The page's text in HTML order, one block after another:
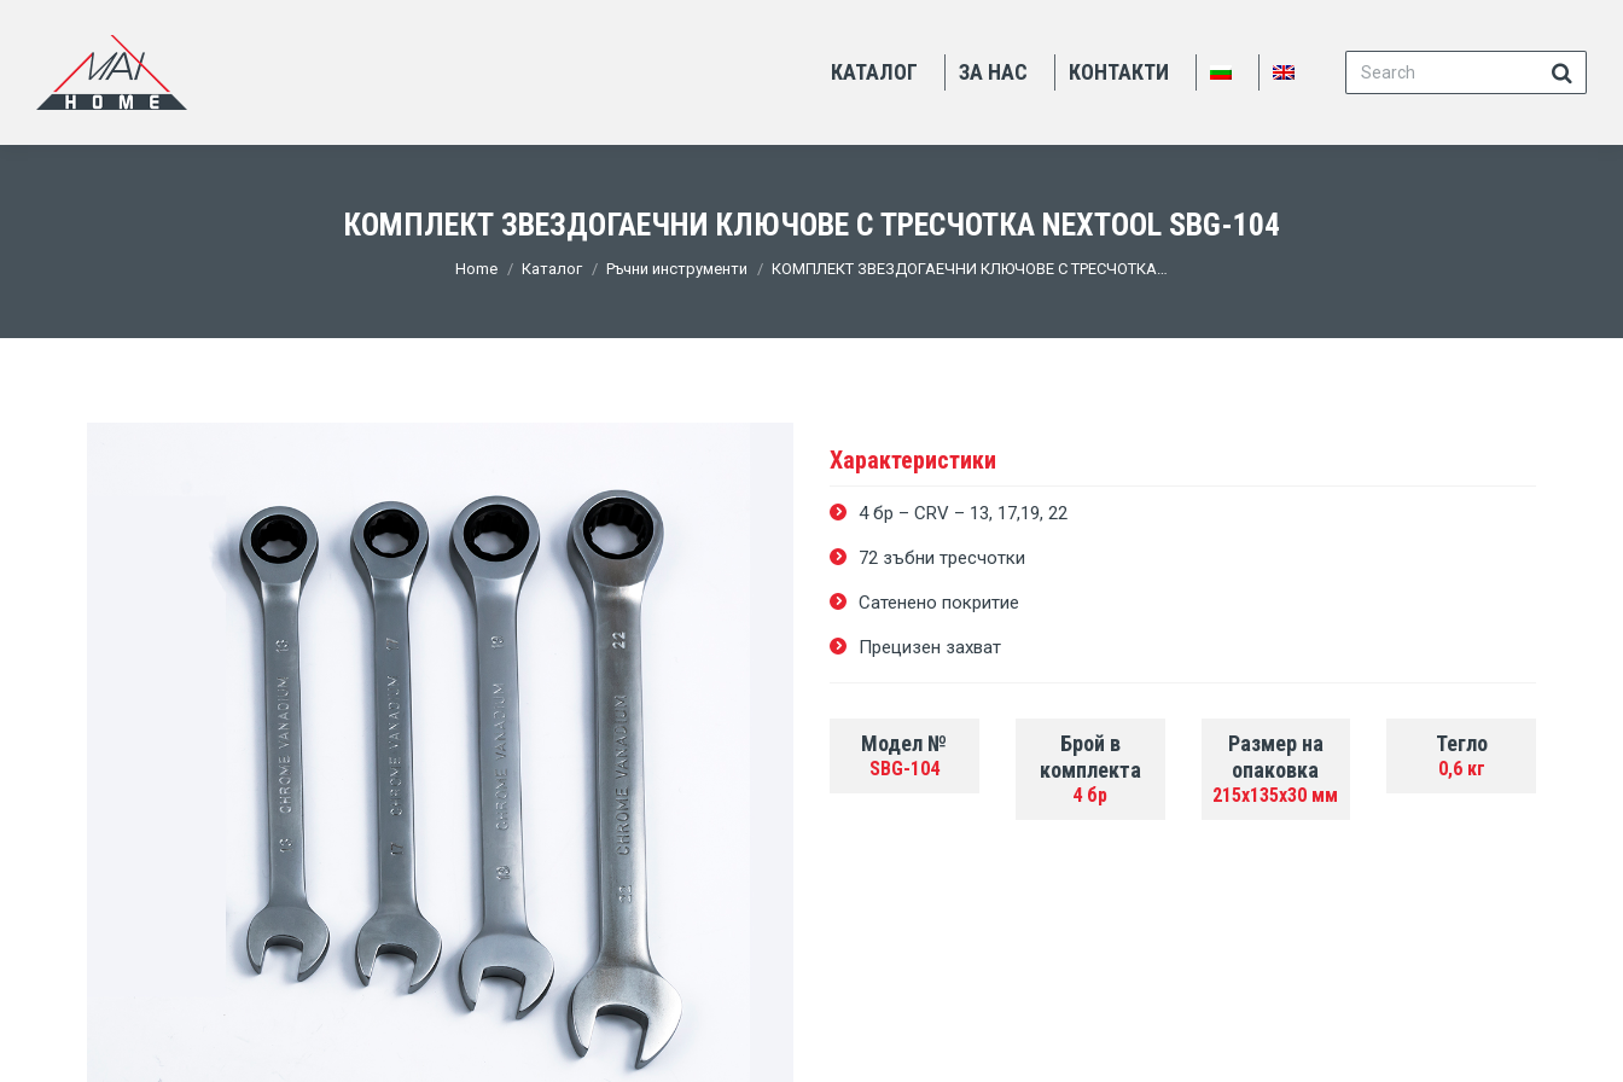
КАТАЛОГ ЗА НАС КОНТАКТИ Search:
КОМПЛЕКТ ЗВЕЗДОГАЕЧНИ КЛЮЧОВЕ С ТРЕСЧОТКА NEXTOOL SBG-104
You are here:
Home Каталог Ръчни инструменти КОМПЛЕКТ ЗВЕЗДОГАЕЧНИ КЛЮЧОВЕ С ТРЕСЧОТКА…
Характеристики
4 бр – CRV – 13, 17,19, 22
72 зъбни тресчотки
Сатенено покритие
Прецизен захват
Модел №
SBG-104
Брой в
комплекта
4 бр
Размер на
опаковка
215x135x30 мм
Тегло
0,6 кг